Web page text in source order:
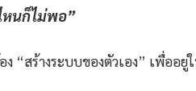
หนก็ไม่พอ”
ง “สร้างระบบของตัวเอง” เพื่ออ